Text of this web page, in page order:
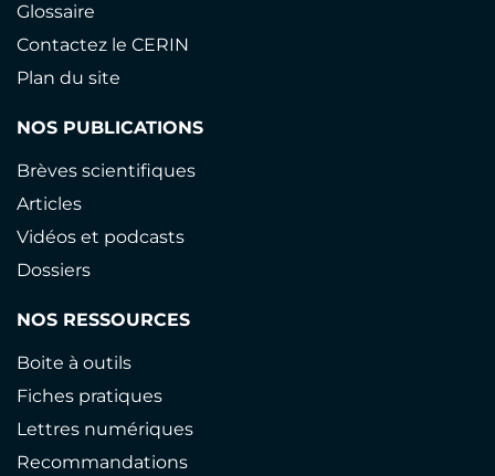
Glossaire
Contactez le CERIN
Plan du site
NOS PUBLICATIONS
Brèves scientifiques
Articles
Vidéos et podcasts
Dossiers
NOS RESSOURCES
Boite à outils
Fiches pratiques
Lettres numériques
Recommandations